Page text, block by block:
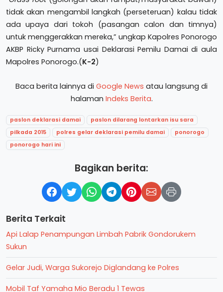
tidak akan mengambil langkah (perseteruan) kalau tidak
ada upaya dari tokoh (pasangan calon dan timnya)
untuk menggerakkan mereka,” ungkap Kapolres Ponorogo
AKBP Ricky Purnama usai Deklarasi Pemilu Damai di aula
Mapolres Ponorogo.(K-2)
Baca berita lainnya di Google News atau langsung di
halaman Indeks Berita.
paslon deklarasi damai
paslon dilarang lontarkan isu sara
pilkada 2015
polres gelar deklarasi pemilu damai
ponorogo
ponorogo hari ini
Bagikan berita:
Berita Terkait
Api Lalap Penampungan Limbah Pabrik Gondorukem
Sukun
Gelar Judi, Warga Sukorejo Diglandang ke Polres
Mobil Taf Yamaha Mio Beradu 1 Tewas